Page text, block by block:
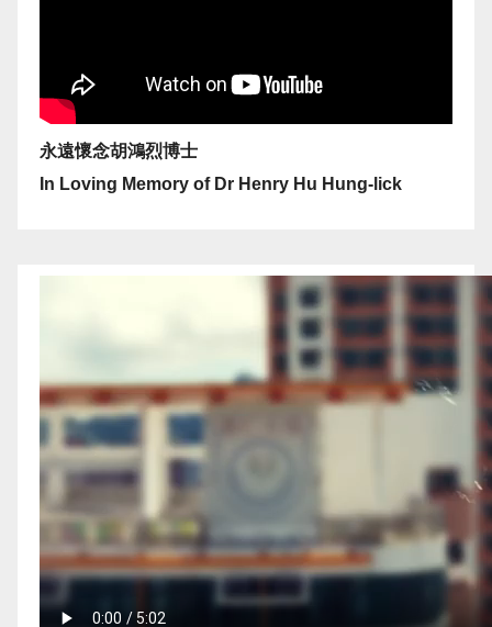
永遠懷念胡鴻烈博士
In Loving Memory of Dr Henry Hu Hung-lick